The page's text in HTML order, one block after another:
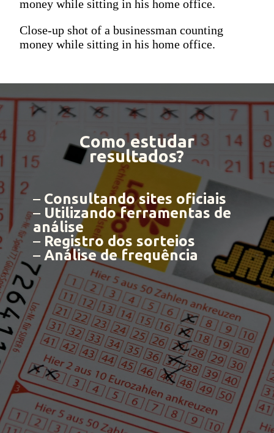
money while sitting in his home office.
Close-up shot of a businessman counting
money while sitting in his home office.
Como estudar
resultados?
– Consultando sites oficiais
– Utilizando ferramentas de
análise
– Registro dos sorteios
–Análise de frequência